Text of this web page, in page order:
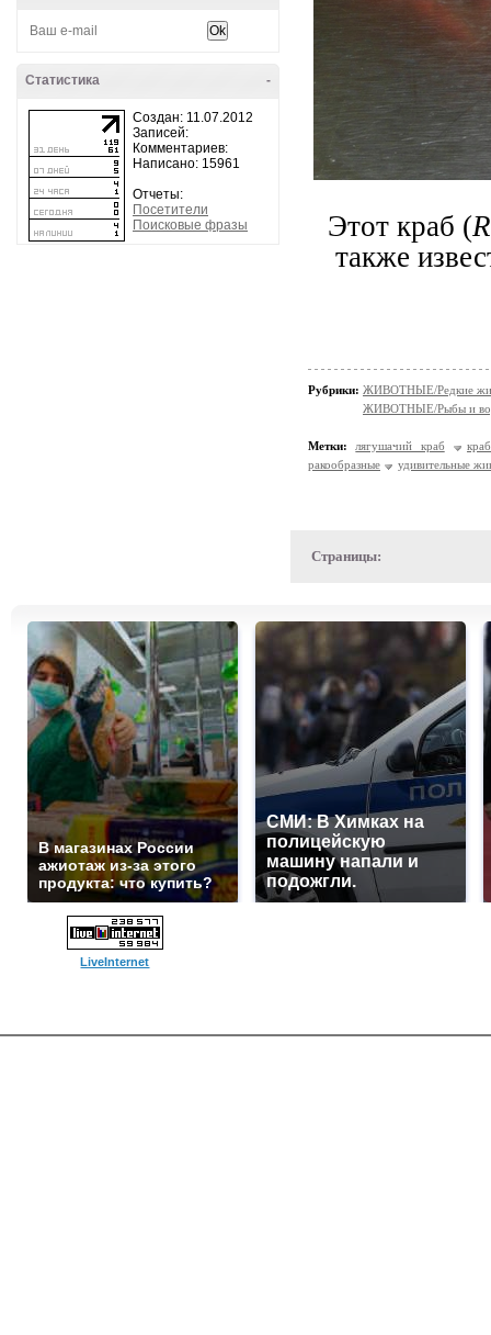
-
Статистика
Создан: 11.07.2012
Записей:
Комментариев:
Написано: 15961
Отчеты:
Посетители
Поисковые фразы
Этот краб (
также
Рубрики: ЖИВОТНЫЕ/Редкие
ЖИВОТНЫЕ/Рыбы и
Метки: лягушачий краб
ракообразные
удивительные
Страницы:
В магазинах России
ажиотаж из-за этого
продукта: что купить?
СМИ: В Химках на
полицейскую
машину напали и
подожгли.
LiveInternet